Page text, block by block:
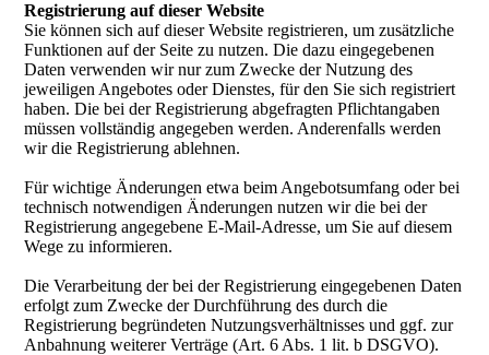
Registrierung auf dieser Website
Sie können sich auf dieser Website registrieren, um zusätzliche
Funktionen auf der Seite zu nutzen. Die dazu eingegebenen
Daten verwenden wir nur zum Zwecke der Nutzung des
jeweiligen Angebotes oder Dienstes, für den Sie sich registriert
haben. Die bei der Registrierung abgefragten Pflichtangaben
müssen vollständig angegeben werden. Anderenfalls werden
wir die Registrierung ablehnen.
Für wichtige Änderungen etwa beim Angebotsumfang oder bei
technisch notwendigen Änderungen nutzen wir die bei der
Registrierung angegebene E-Mail-Adresse, um Sie auf diesem
Wege zu informieren.
Die Verarbeitung der bei der Registrierung eingegebenen Daten
erfolgt zum Zwecke der Durchführung des durch die
Registrierung begründeten Nutzungsverhältnisses und ggf. zur
Anbahnung weiterer Verträge (Art. 6 Abs. 1 lit. b DSGVO).